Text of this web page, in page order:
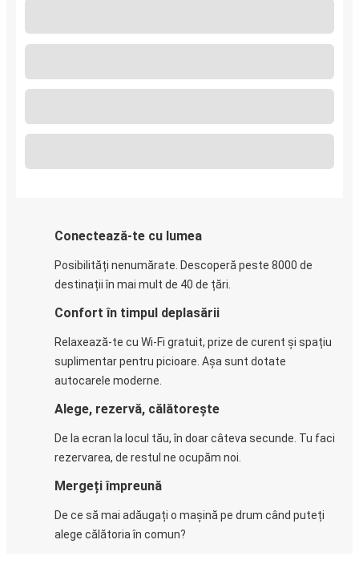
Conectează-te cu lumea
Posibilități nenumărate. Descoperă peste 8000 de
destinații în mai mult de 40 de țări.
Confort în timpul deplasării
Relaxează-te cu Wi-Fi gratuit, prize de curent și spațiu
suplimentar pentru picioare. Așa sunt dotate
autocarele moderne.
Alege, rezervă, călătorește
De la ecran la locul tău, în doar câteva secunde. Tu faci
rezervarea, de restul ne ocupăm noi.
Mergeți împreună
De ce să mai adăugați o mașină pe drum când puteți
alege călătoria în comun?